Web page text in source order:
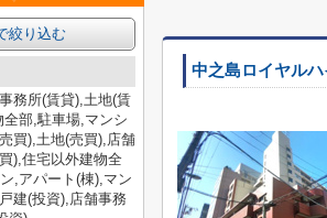
中之島ロイヤルハ
絞り込む
務所(賃貸),土地(賃
部,駐車場,マンシ
買),土地(売買),店舗
),住宅以外建物全
,アパート(棟),マン
建(投資),店舗事務